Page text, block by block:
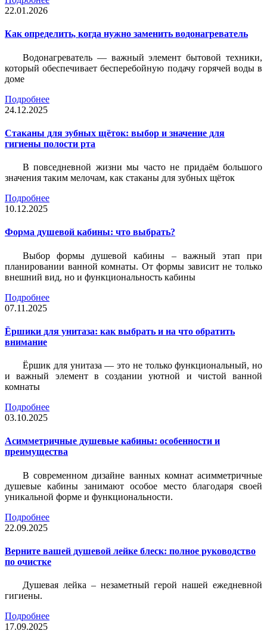
22.01.2026
Как определить, когда нужно заменить водонагреватель
Водонагреватель — важный элемент бытовой техники,
который обеспечивает бесперебойную подачу горячей воды в
доме
Подробнее
24.12.2025
Стаканы для зубных щёток: выбор и значение для
гигиены полости рта
В повседневной жизни мы часто не придаём большого
значения таким мелочам, как стаканы для зубных щёток
Подробнее
10.12.2025
Форма душевой кабины: что выбрать?
Выбор формы душевой кабины – важный этап при
планировании ванной комнаты. От формы зависит не только
внешний вид, но и функциональность кабины
Подробнее
07.11.2025
Ёршики для унитаза: как выбрать и на что обратить
внимание
Ёршик для унитаза — это не только функциональный, но
и важный элемент в создании уютной и чистой ванной
комнаты
Подробнее
03.10.2025
Асимметричные душевые кабины: особенности и
преимущества
В современном дизайне ванных комнат асимметричные
душевые кабины занимают особое место благодаря своей
уникальной форме и функциональности.
Подробнее
22.09.2025
Верните вашей душевой лейке блеск: полное руководство
по очистке
Душевая лейка – незаметный герой нашей ежедневной
гигиены.
Подробнее
17.09.2025